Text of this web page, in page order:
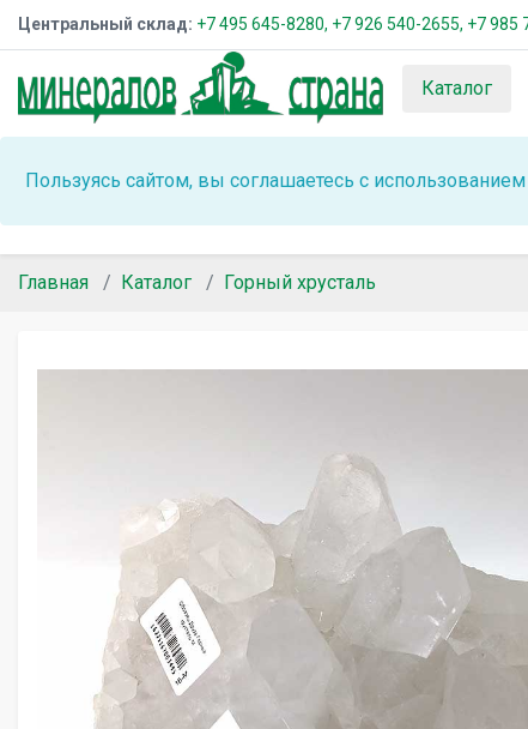
Центральный склад: +7 495 645-8280, +7 926 540-2655, +7 985
Каталог
Пользуясь сайтом, вы соглашаетесь с
Главная Каталог Горный хрусталь